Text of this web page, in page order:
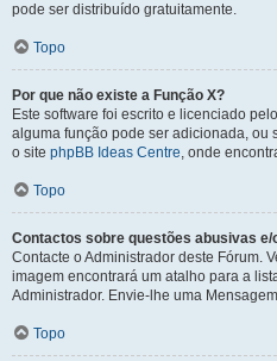
pode ser distribuído gratuitamente.
Topo
Por que não existe a Função X?
Este software foi escrito e licenciado
alguma função pode ser adicionada, ou
o site phpBB Ideas Centre, onde
Topo
Contactos sobre questões abusivas
Contacte o Administrador deste Fórum.
imagem encontrará um atalho para a
Administrador. Envie-lhe uma
Topo